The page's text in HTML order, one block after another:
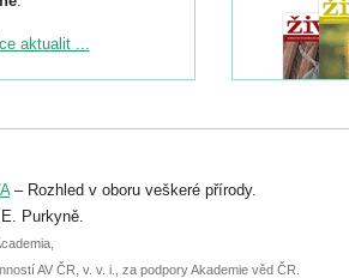
ke konferenci
do 6. září.
přednášky nebo
aktualit ...
– Rozhled v oboru veškeré přírody.
Purkyně.
AV ČR, v. v. i., za podpory Akademie věd ČR.